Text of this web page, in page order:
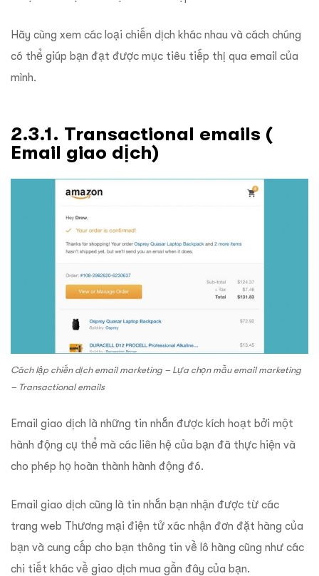
Hãy cùng xem các loại chiến dịch khác nhau và cách chúng
có thể giúp bạn đạt được mục tiêu tiếp thị qua email của
mình.
2.3.1. Transactional emails (
Email giao dịch)
Cách lập chiến dịch email marketing – Lựa chọn mẫu email marketing
– Transactional emails
Email giao dịch là những tin nhắn được kích hoạt bởi một
hành động cụ thể mà các liên hệ của bạn đã thực hiện và
cho phép họ hoàn thành hành động đó.
Email giao dịch cũng là tin nhắn bạn nhận được từ các
trang web Thương mại điện tử xác nhận đơn đặt hàng của
bạn và cung cấp cho bạn thông tin về lô hàng cũng như các
chi tiết khác về giao dịch mua gần đây của bạn.